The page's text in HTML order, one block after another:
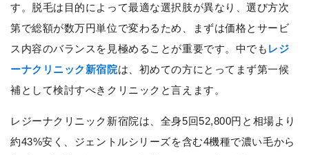
す。脱毛は目的によって最適な選択肢が異なり、選び方次
第で総額が数万円単位で変わるため、まずは価格とサービ
ス内容のバランスを見極めることが重要です。中でも レジ
ーナクリニック新宿院は、初めての方にとってまず第一候
補として検討すべきクリニックと言えます。
レジーナクリニック新宿院は、全身5回52,800円と相場より
約43%安く、ジェントルシリーズを含む4機種で濃い毛から